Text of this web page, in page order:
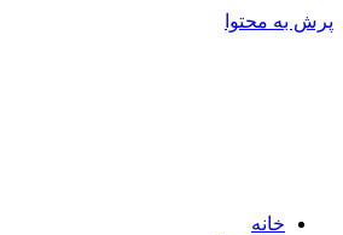
پرش به محتوا
خانه